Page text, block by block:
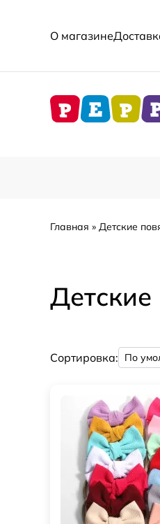
О магазине
Главная Детские
Детские
Сортировка: